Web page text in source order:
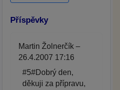
Příspěvky
Martin Žolnerčík –
26.4.2007 17:16
#5#Dobrý den,
děkuji za přípravu,